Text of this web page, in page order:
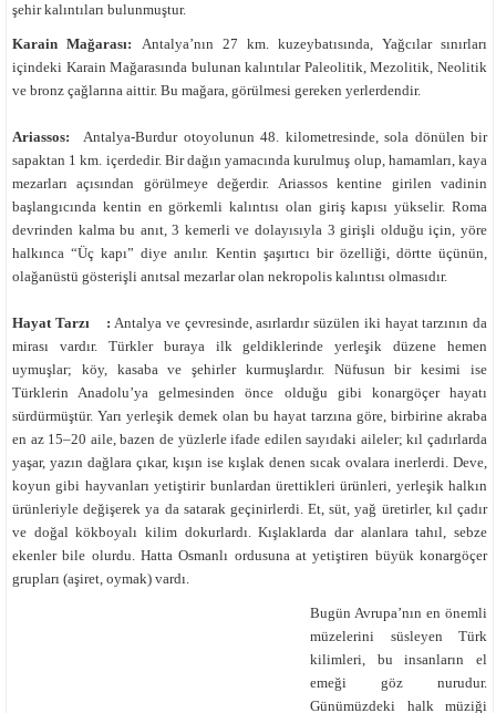
şehir kalıntıları bulunmuştur.
Karain Mağarası:
Antalya’nın 27 km. kuzeybatısında, Yağcılar sınırları
içindeki Karain Mağarasında bulunan kalıntılar Paleolitik, Mezolitik, Neolitik
ve bronz çağlarına aittir. Bu mağara, görülmesi gereken yerlerdendir.
Ariassos:
Antalya-Burdur otoyolunun 48. kilometresinde, sola dönülen bir
sapaktan 1 km. içerdedir. Bir dağın yamacında kurulmuş olup, hamamları, kaya
mezarları açısından görülmeye değerdir. Ariassos kentine girilen vadinin
başlangıcında kentin en görkemli kalıntısı olan giriş kapısı yükselir. Roma
devrinden kalma bu anıt, 3 kemerli ve dolayısıyla 3 girişli olduğu için, yöre
halkınca “Üç kapı” diye anılır. Kentin şaşırtıcı bir özelliği, dörtte üçünün,
olağanüstü gösterişli anıtsal mezarlar olan nekropolis kalıntısı olmasıdır.
Hayat Tarzı :Antalya ve çevresinde, asırlardır süzülen iki hayat tarzının da
mirası vardır. Türkler buraya ilk geldiklerinde yerleşik düzene hemen
uymuşlar; köy, kasaba ve şehirler kurmuşlardır. Nüfusun bir kesimi ise
Türklerin Anadolu’ya gelmesinden önce olduğu gibi konargöçer hayatı
sürdürmüştür. Yarı yerleşik demek olan bu hayat tarzına göre, birbirine akraba
en az 15–20 aile, bazen de yüzlerle ifade edilen sayıdaki aileler; kıl çadırlarda
yaşar, yazın dağlara çıkar, kışın ise kışlak denen sıcak ovalara inerlerdi. Deve,
koyun gibi hayvanları yetiştirir bunlardan ürettikleri ürünleri, yerleşik halkın
ürünleriyle değişerek ya da satarak geçinirlerdi. Et, süt, yağ üretirler, kıl çadır
ve doğal kökboyalı kilim dokurlardı. Kışlaklarda dar alanlara tahıl, sebze
ekenler bile olurdu. Hatta Osmanlı ordusuna at yetiştiren büyük konargöçer
grupları (aşiret, oymak) vardı.
Bugün Avrupa’nın en önemli
müzelerini süsleyen Türk
kilimleri, bu insanların el
emeği göz nurudur.
Günümüzdeki halk müziği